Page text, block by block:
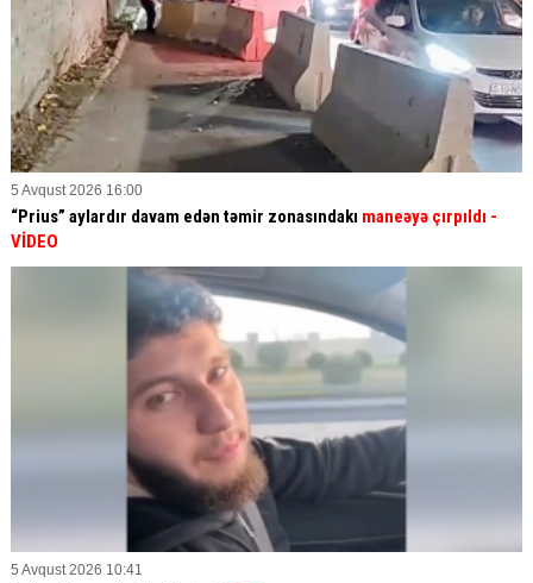
5 Avqust 2026 16:00
“Prius” aylardır davam edən təmir zonasındakı maneəyə çırpıldı -
VİDEO
5 Avqust 2026 10:41